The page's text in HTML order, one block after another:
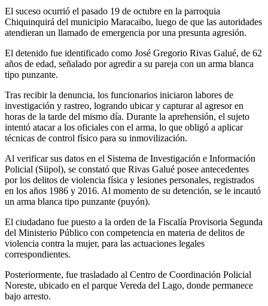
El suceso ocurrió el pasado 19 de octubre en la parroquia
Chiquinquirá del municipio Maracaibo, luego de que las autoridades
atendieran un llamado de emergencia por una presunta agresión.
El detenido fue identificado como José Gregorio Rivas Galué, de 62
años de edad, señalado por agredir a su pareja con un arma blanca
tipo punzante.
Tras recibir la denuncia, los funcionarios iniciaron labores de
investigación y rastreo, logrando ubicar y capturar al agresor en
horas de la tarde del mismo día. Durante la aprehensión, el sujeto
intentó atacar a los oficiales con el arma, lo que obligó a aplicar
técnicas de control físico para su inmovilización.
Al verificar sus datos en el Sistema de Investigación e Información
Policial (Siipol), se constató que Rivas Galué posee antecedentes
por los delitos de violencia física y lesiones personales, registrados
en los años 1986 y 2016. Al momento de su detención, se le incautó
un arma blanca tipo punzante (puyón).
El ciudadano fue puesto a la orden de la Fiscalía Provisoria Segunda
del Ministerio Público con competencia en materia de delitos de
violencia contra la mujer, para las actuaciones legales
correspondientes.
Posteriormente, fue trasladado al Centro de Coordinación Policial
Noreste, ubicado en el parque Vereda del Lago, donde permanece
bajo arresto.